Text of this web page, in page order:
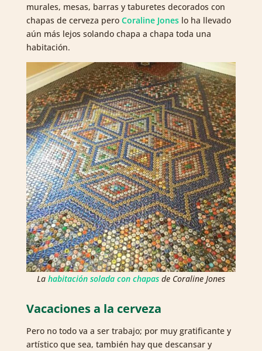
murales, mesas, barras y taburetes decorados con
chapas de cerveza pero Coraline Joneslo ha llevado
aún más lejos solando chapa a chapa toda una
habitación.
La habitación solada con chapasde Coraline Jones
Vacaciones a la cerveza
Pero no todo va a ser trabajo; por muy gratificante y
artístico que sea, también hay que descansar y